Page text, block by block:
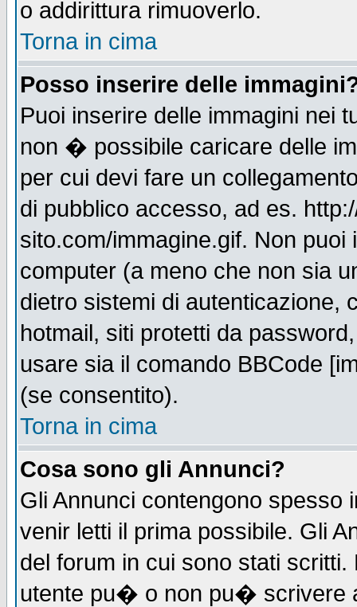
o addirittura rimuoverlo.
Torna in cima
Posso inserire delle
Puoi inserire delle immagini nei
non � possibile caricare delle
per cui devi fare un
di pubblico accesso, ad es.
sito.com/immagine.gif. Non
computer (a meno che non sia
dietro sistemi di autenticazione,
hotmail, siti protetti da
usare sia il comando BBCode
(se consentito).
Torna in cima
Cosa sono gli Annunci?
Gli Annunci contengono spesso
venir letti il prima possibile. Gli
del forum in cui sono stati
utente pu� o non pu� scrivere